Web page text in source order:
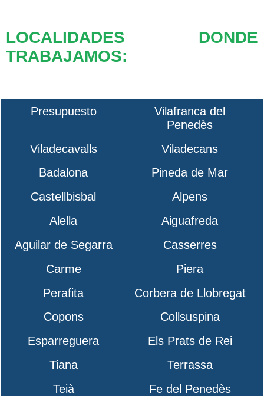
LOCALIDADES DONDE
TRABAJAMOS:
Presupuesto
Vilafranca del
Penedès
Viladecavalls
Viladecans
Badalona
Pineda de Mar
Castellbisbal
Alpens
Alella
Aiguafreda
Aguilar de Segarra
Casserres
Carme
Piera
Perafita
Corbera de Llobregat
Copons
Collsuspina
Esparreguera
Els Prats de Rei
Tiana
Terrassa
Teià
Fe del Penedès